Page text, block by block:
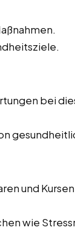
bei
und Kursen
wie